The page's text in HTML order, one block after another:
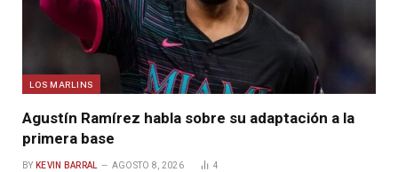
LOS MARLINS
Agustín Ramírez habla sobre su adaptación a la
primera base
BY KEVIN BARRAL AGOSTO 8, 2026 4